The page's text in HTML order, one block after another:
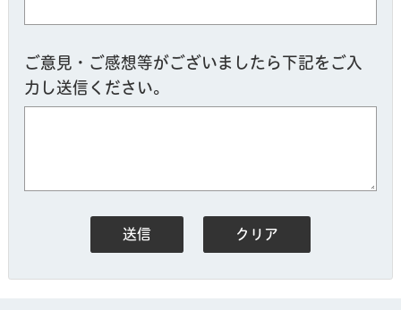
ご意見・ご感想等がございましたら下記をご入
力し送信ください。